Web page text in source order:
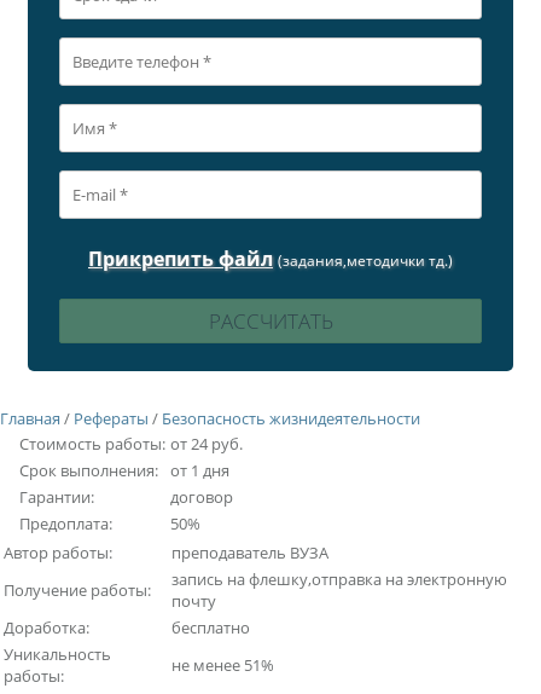
Прикрепить файл (задания,методички тд.)
Главная / Рефераты / Безопасность жизнидеятельности
Стоимость работы: от 24 руб.
Срок выполнения: от 1 дня
Гарантии:
договор
Предоплата:
50%
Автор работы:
преподаватель ВУЗА
Получение работы:
запись на флешку,отправка на электронную
почту
Доработка:
бесплатно
Уникальность
работы:
не менее 51%